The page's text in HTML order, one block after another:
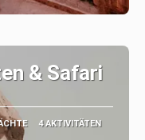
& Safari
4 AKTIVITÄTEN